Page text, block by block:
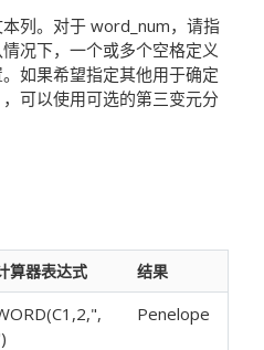
列。对于 word_num，请指
况下，一个或多个空格定义
如果希望指定其他用于确定
可以使用可选的第三变元分
算器表达式 结果
Penelope